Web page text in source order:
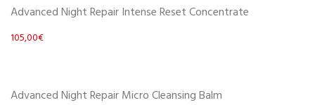
Advanced Night Repair Intense Reset Concentrate
105,00€
Advanced Night Repair Micro Cleansing Balm